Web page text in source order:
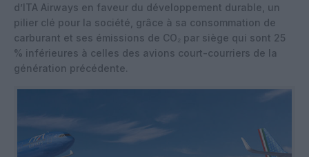
d’ITA Airways en faveur du développement durable, un
pilier clé pour la société, grâce à sa consommation de
carburant et ses émissions de CO₂ par siège qui sont 25
% inférieures à celles des avions court-courriers de la
génération précédente.